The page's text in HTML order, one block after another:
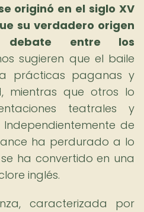
originó en el siglo XV
su verdadero origen
entre los
sugieren que el baile
prácticas paganas y
mientras que otros lo
teatrales y
de
ha perdurado a lo
ha convertido en una
inglés.
caracterizada por